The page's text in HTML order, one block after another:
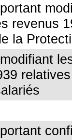
revenus
la